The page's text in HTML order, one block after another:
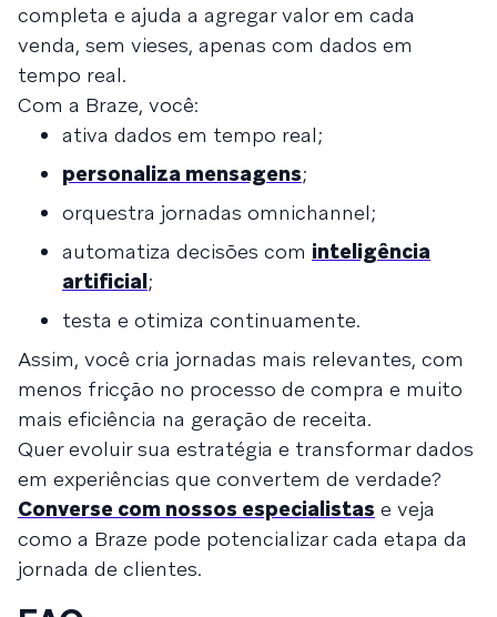
completa e ajuda a agregar valor em cada
venda, sem vieses, apenas com dados em
tempo real.
Com a Braze, você:
ativa dados em tempo real;
personaliza mensagens;
orquestra jornadas omnichannel;
automatiza decisões com inteligência
artificial;
testa e otimiza continuamente.
Assim, você cria jornadas mais relevantes, com
menos fricção no processo de compra e muito
mais eficiência na geração de receita.
Quer evoluir sua estratégia e transformar dados
em experiências que convertem de verdade?
Converse com nossos especialistas e veja
como a Braze pode potencializar cada etapa da
jornada de clientes.